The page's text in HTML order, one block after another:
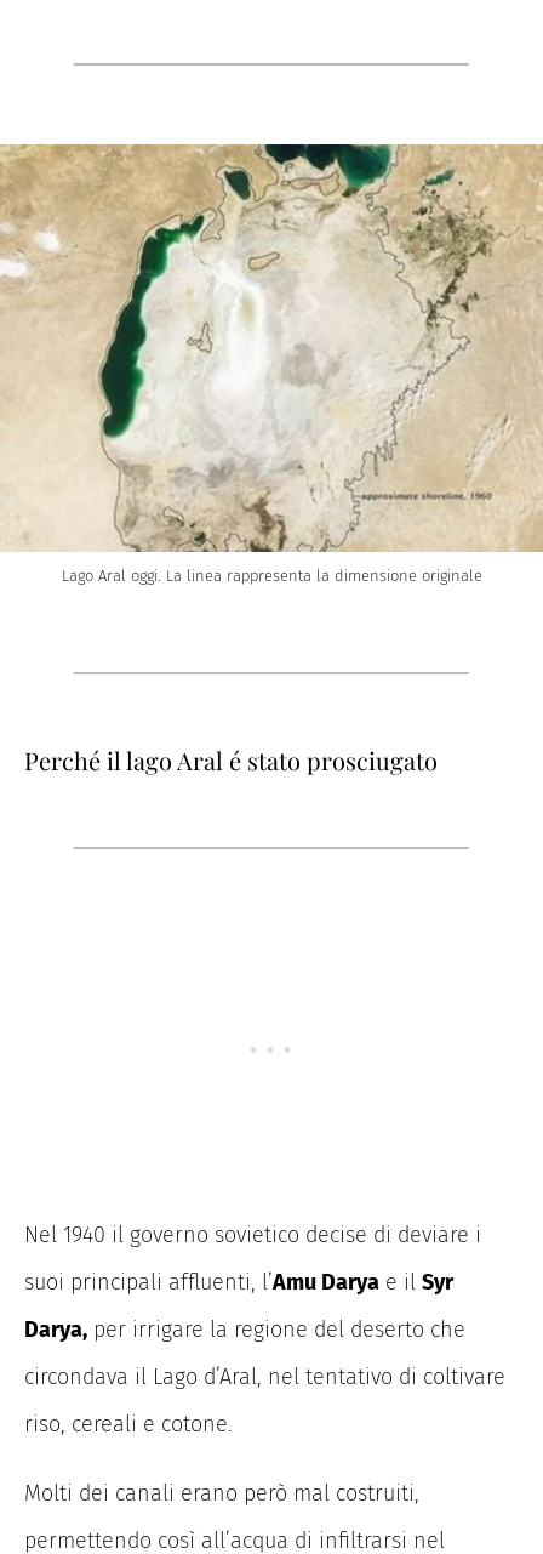
Lago Aral oggi. La linea rappresenta la dimensione originale
Perché il lago Aral é stato prosciugato
Nel 1940 il governo sovietico decise di deviare i
suoi principali affluenti, l’Amu Darya e il Syr
Darya, per irrigare la regione del deserto che
circondava il Lago d’Aral, nel tentativo di coltivare
riso, cereali e cotone.
Molti dei canali erano però mal costruiti,
permettendo così all’acqua di infiltrarsi nel